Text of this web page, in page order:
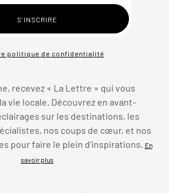
politique de confidentialité
recevez « La Lettre » qui vous
vie locale. Découvrez en avant-
sur les destinations, les
nos coups de cœur, et nos
pour faire le plein d’inspirations.
En
savoir plus